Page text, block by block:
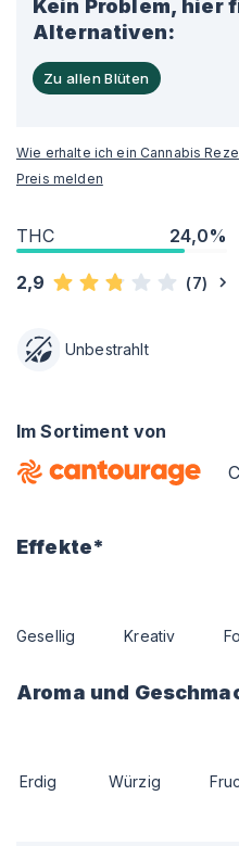
Kein Problem, hier
Alternativen:
Zu allen Blüten
Wie erhalte ich ein Cannabis
Preis melden
THC 24,0%
2,9 (7)
Unbestrahlt
Im Sortiment von
Effekte*
Gesellig Kreativ
Aroma und
Erdig Würzig